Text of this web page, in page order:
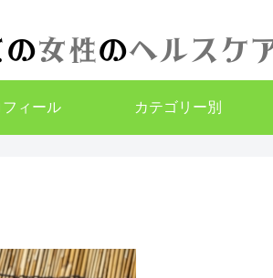
フィール カテゴリー別